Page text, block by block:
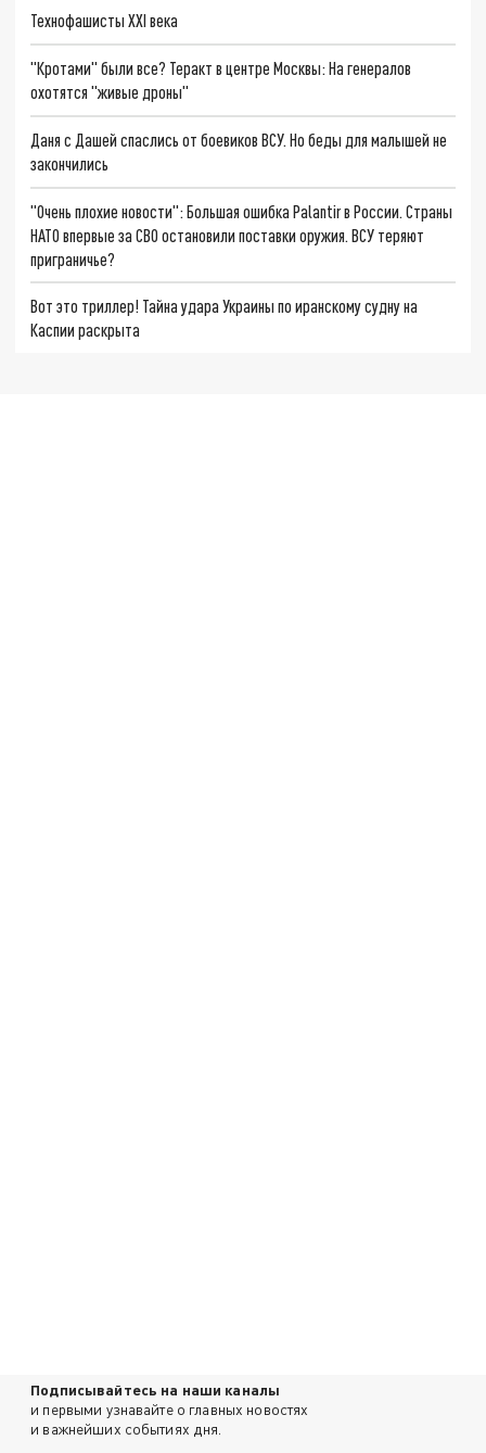
Технофашисты XXI века
"Кротами" были все? Теракт в центре Москвы: На генералов
охотятся "живые дроны"
Даня с Дашей спаслись от боевиков ВСУ. Но беды для малышей не
закончились
"Очень плохие новости": Большая ошибка Palantir в России. Страны
НАТО впервые за СВО остановили поставки оружия. ВСУ теряют
приграничье?
Вот это триллер! Тайна удара Украины по иранскому судну на
Каспии раскрыта
Подписывайтесь на наши каналы
и первыми узнавайте о главных новостях
и важнейших событиях дня.